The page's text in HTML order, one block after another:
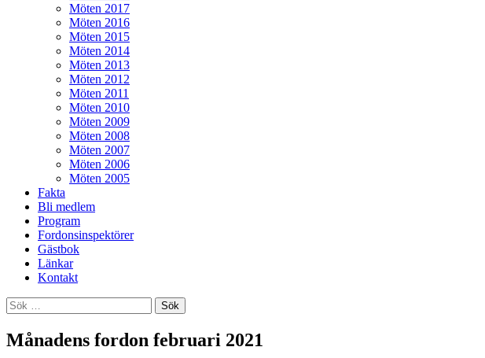
Möten 2017
Möten 2016
Möten 2015
Möten 2014
Möten 2013
Möten 2012
Möten 2011
Möten 2010
Möten 2009
Möten 2008
Möten 2007
Möten 2006
Möten 2005
Fakta
Bli medlem
Program
Fordonsinspektörer
Gästbok
Länkar
Kontakt
Sök
efter:
Månadens fordon februari 2021